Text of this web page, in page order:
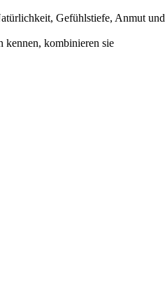
Gefühlstiefe, Anmut und
kennen, kombinieren sie